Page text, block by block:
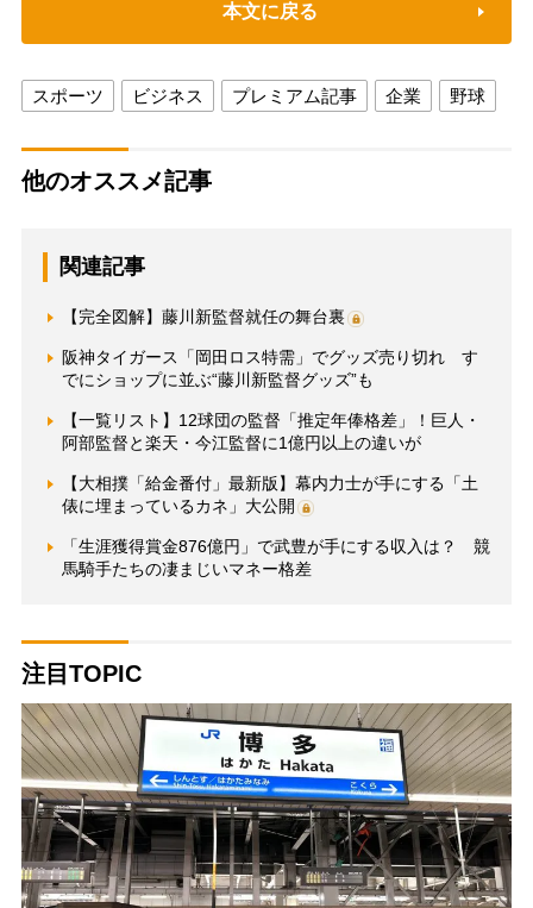
本文に戻る
スポーツ ビジネス プレミアム記事 企業 野球
他のオススメ記事
関連記事
【完全図解】藤川新監督就任の舞台裏
阪神タイガース「岡田ロス特需」でグッズ売り切れ す
でにショップに並ぶ“藤川新監督グッズ”も
【一覧リスト】12球団の監督「推定年俸格差」！巨人・
阿部監督と楽天・今江監督に1億円以上の違いが
【大相撲「給金番付」最新版】幕内力士が手にする「土
俵に埋まっているカネ」大公開
「生涯獲得賞金876億円」で武豊が手にする収入は？ 競
馬騎手たちの凄まじいマネー格差
注目TOPIC